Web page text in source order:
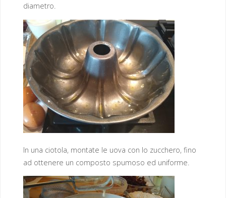
diametro.
In una ciotola, montate le uova con lo zucchero, fino
ad ottenere un composto spumoso ed uniforme.